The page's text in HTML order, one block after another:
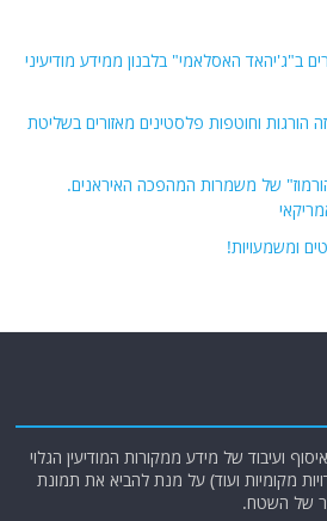
ב"ג'יהאד האסלאמי" בלבנון ממידע מודיעיני
הורגות וחוטפות פלסטינים מאזורים בשליטת
של משמרות המהפכה האיראנים.
ומשמעויות!
ועיבוד של מידע ממקורות המודיעין הגלוי
מקומיות ועוד) על מנת להביא את תמונת
של השטח.